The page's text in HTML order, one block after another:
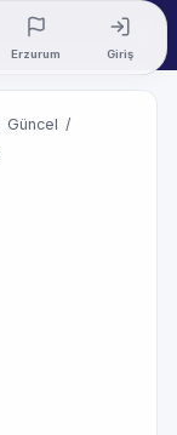
Erzurum Giriş
Güncel /